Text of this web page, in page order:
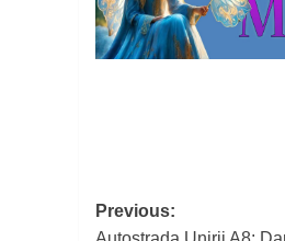
Post
Previous: